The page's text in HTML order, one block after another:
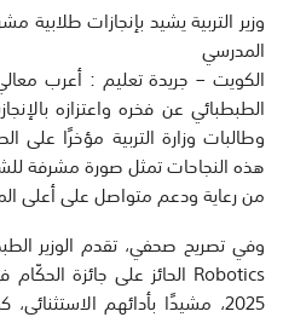
وزير التربية يشيد بإنجازات
المدرسي
الكويت – جريدة تعليم : أعرب
الطبطبائي عن فخره واعتزازه
وطالبات وزارة التربية مؤخرًا على
هذه النجاحات تمثل صورة مشرفة
من رعاية ودعم متواصل على أعلى
2025، مشيدًا بأدائهم